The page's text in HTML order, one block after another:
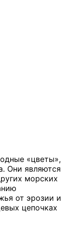
«цветы»,
Они являются
морских
от эрозии и
цепочках